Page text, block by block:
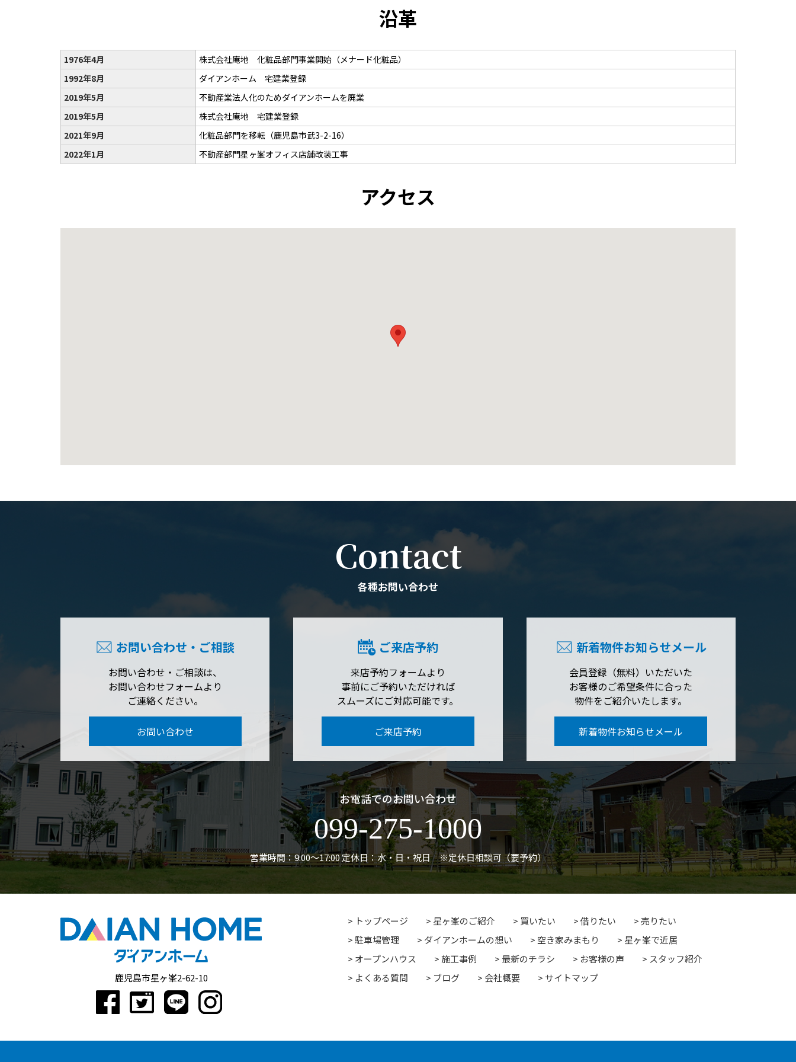
沿革
1976年4月
株式会社庵地 化粧品部門事業開始（メナード化粧品）
1992年8月
ダイアンホーム 宅建業登録
2019年5月
不動産業法人化のためダイアンホームを廃業
2019年5月
株式会社庵地 宅建業登録
2021年9月
化粧品部門を移転（鹿児島市武3-2-16）
2022年1月
不動産部門星ヶ峯オフィス店舗改装工事
アクセス
Contact
各種お問い合わせ
お問い合わせ・ご相談
お問い合わせ・ご相談は、
お問い合わせフォームより
ご連絡ください。
お問い合わせ
ご来店予約
来店予約フォームより
事前にご予約いただければ
スムーズにご対応可能です。
ご来店予約
新着物件お知らせメール
会員登録（無料）いただいた
お客様のご希望条件に合った
物件をご紹介いたします。
新着物件お知らせメール
お電話でのお問い合わせ
099-275-1000
営業時間：9:00〜17:00定休日：水・日・祝日 ※定休日相談可（要予約）
鹿児島市星ヶ峯2-62-10
トップページ 星ヶ峯のご紹介 買いたい 借りたい
売りたい
駐車場管理
ダイアンホームの想い 空き家みまもり
星ヶ峯で近居
オープンハウス
施工事例 最新のチラシ お客様の声
スタッフ紹介
よくある質問
ブログ 会社概要 サイトマップ